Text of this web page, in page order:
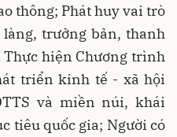
thông; Phát huy vai trò
trưởng bản, thanh
hiện Chương trình
triển kinh tế - xã hội
và miền núi, khái
tiêu quốc gia; Người có